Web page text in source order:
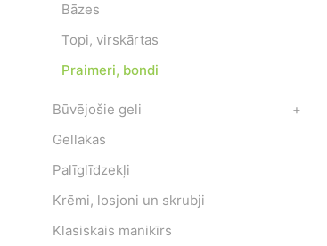
Bāzes
Topi, virskārtas
Praimeri, bondi
Būvējošie geli
+
Gellakas
Palīglīdzekļi
Krēmi, losjoni un skrubji
Klasiskais manikīrs